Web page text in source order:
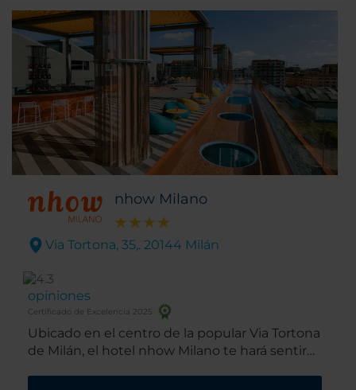
nhow Milano
Via Tortona, 35,. 20144 Milán
opiniones
Certificado de Excelencia 2025
Ubicado en el centro de la popular Via Tortona
de Milán, el hotel nhow Milano te hará sentir